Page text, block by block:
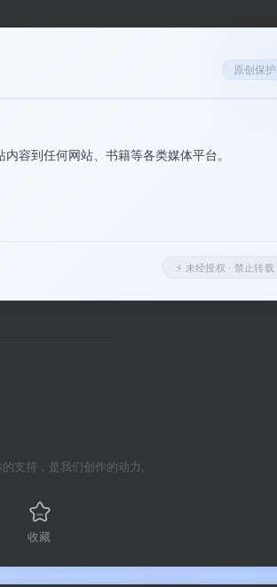
、订单追踪等多种数字产品场景。
标以
原创保护
容到任何网站、书籍等各类媒体平台。
⚡ 未经授权 · 禁止转载
支持，是我们创作的动力。
收藏